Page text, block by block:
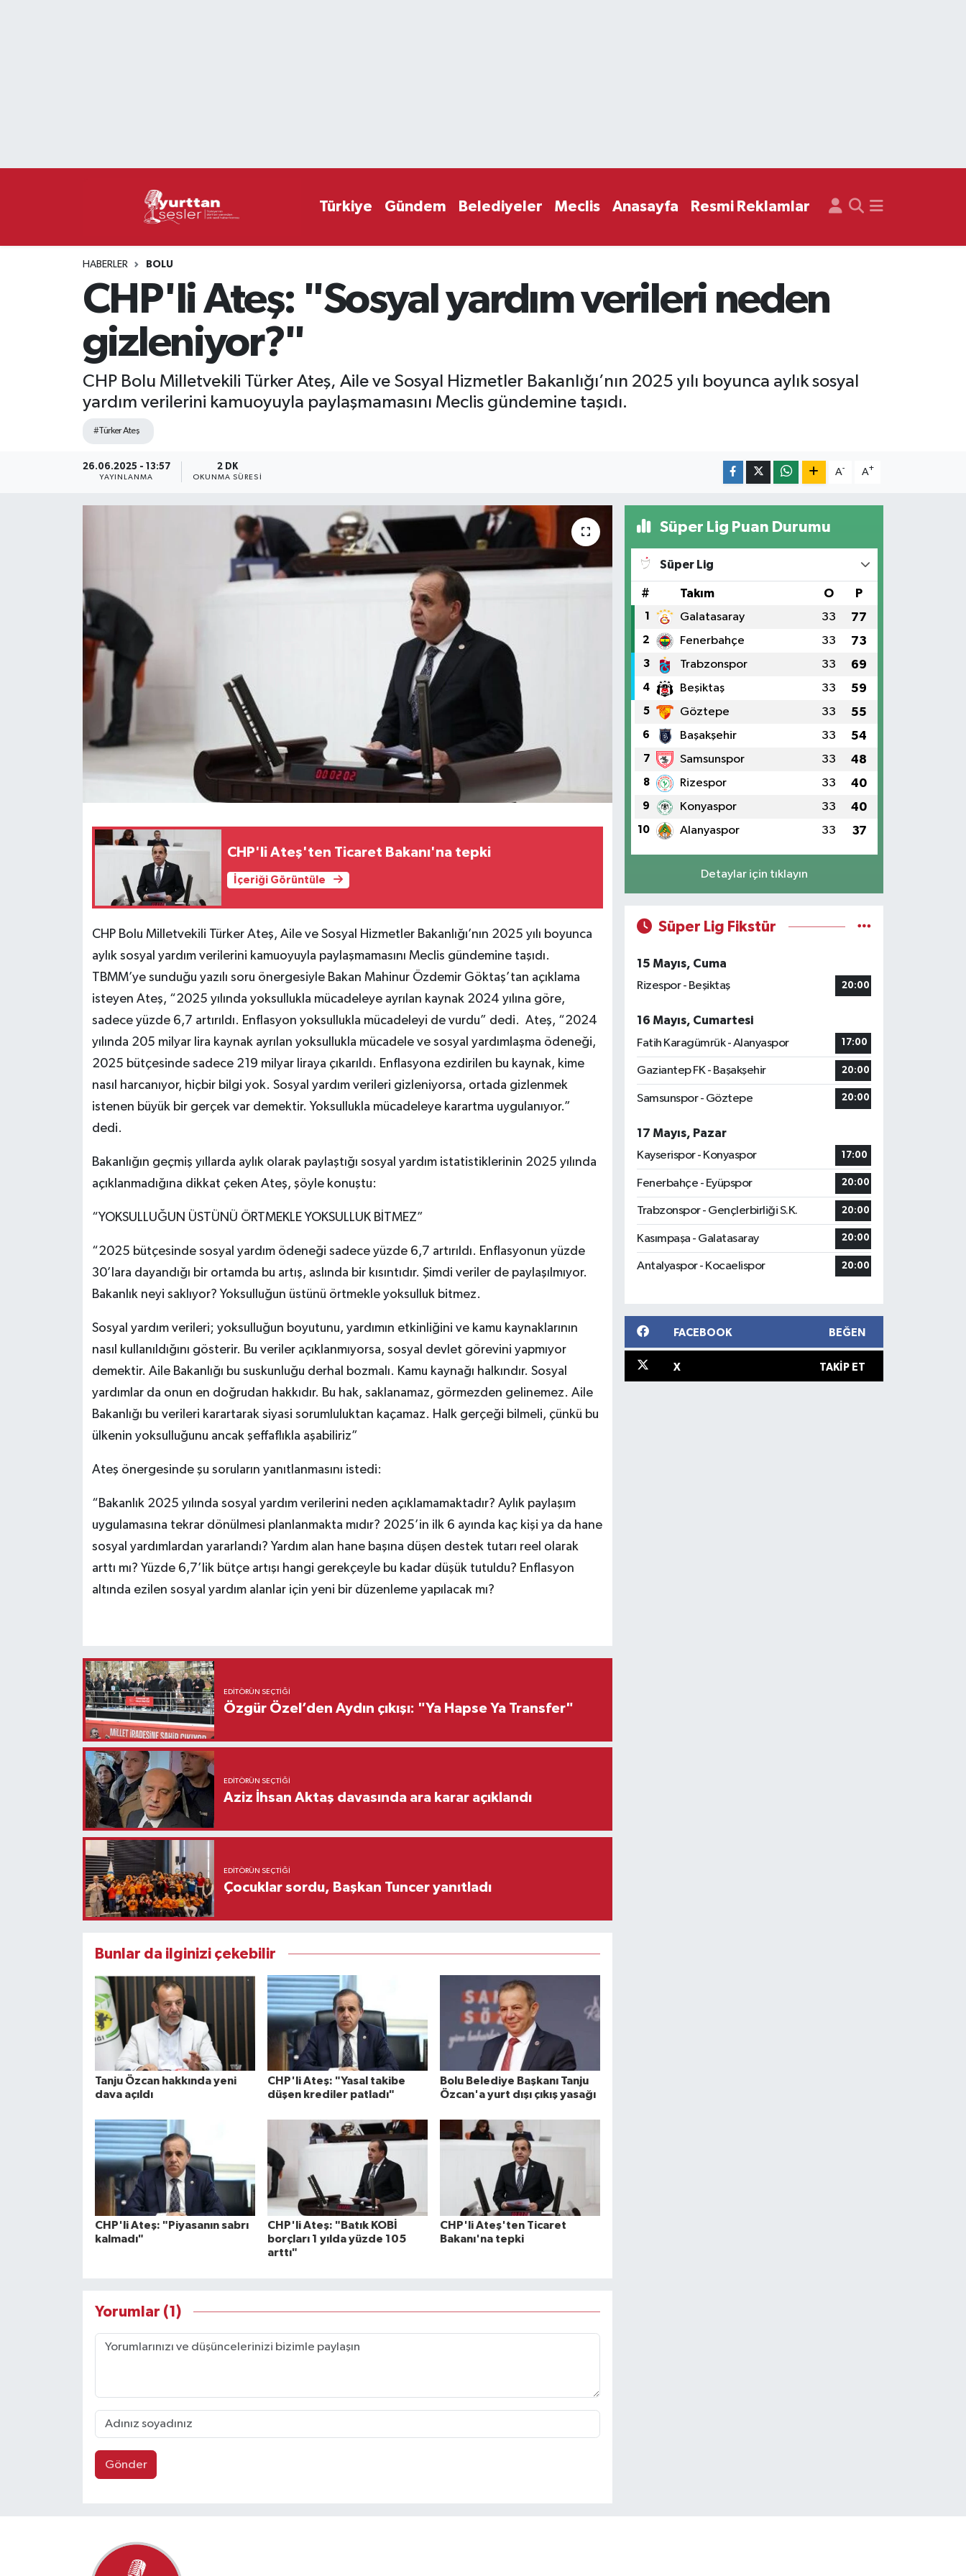
Türkiye Gündem Belediyeler Meclis Anasayfa Resmi Reklamlar
HABERLER BOLU
CHP'li Ateş: "Sosyal yardım verileri neden
gizleniyor?"
CHP Bolu Milletvekili Türker Ateş, Aile ve Sosyal Hizmetler Bakanlığı’nın 2025 yılı boyunca aylık sosyal
yardım verilerini kamuoyuyla paylaşmamasını Meclis gündemine taşıdı.
#Türker Ateş
26.06.2025 - 13:57
YAYINLANMA
2 DK
OKUNMA SÜRESI
A- A+
CHP'li Ateş'ten Ticaret Bakanı'na tepki
İçeriği Görüntüle
CHP Bolu Milletvekili Türker Ateş, Aile ve Sosyal Hizmetler Bakanlığı’nın 2025 yılı boyunca
aylık sosyal yardım verilerini kamuoyuyla paylaşmamasını Meclis gündemine taşıdı.
TBMM’ye sunduğu yazılı soru önergesiyle Bakan Mahinur Özdemir Göktaş’tan açıklama
isteyen Ateş, “2025 yılında yoksullukla mücadeleye ayrılan kaynak 2024 yılına göre,
sadece yüzde 6,7 artırıldı. Enflasyon yoksullukla mücadeleyi de vurdu” dedi. Ateş, “2024
yılında 205 milyar lira kaynak ayrılan yoksullukla mücadele ve sosyal yardımlaşma ödeneği,
2025 bütçesinde sadece 219 milyar liraya çıkarıldı. Enflasyona ezdirilen bu kaynak, kime
nasıl harcanıyor, hiçbir bilgi yok. Sosyal yardım verileri gizleniyorsa, ortada gizlenmek
istenen büyük bir gerçek var demektir. Yoksullukla mücadeleye karartma uygulanıyor.”
dedi.
Bakanlığın geçmiş yıllarda aylık olarak paylaştığı sosyal yardım istatistiklerinin 2025 yılında
açıklanmadığına dikkat çeken Ateş, şöyle konuştu:
“YOKSULLUĞUN ÜSTÜNÜ ÖRTMEKLE YOKSULLUK BİTMEZ”
“2025 bütçesinde sosyal yardım ödeneği sadece yüzde 6,7 artırıldı. Enflasyonun yüzde
30’lara dayandığı bir ortamda bu artış, aslında bir kısıntıdır. Şimdi veriler de paylaşılmıyor.
Bakanlık neyi saklıyor? Yoksulluğun üstünü örtmekle yoksulluk bitmez.
Sosyal yardım verileri; yoksulluğun boyutunu, yardımın etkinliğini ve kamu kaynaklarının
nasıl kullanıldığını gösterir. Bu veriler açıklanmıyorsa, sosyal devlet görevini yapmıyor
demektir. Aile Bakanlığı bu suskunluğu derhal bozmalı. Kamu kaynağı halkındır. Sosyal
yardımlar da onun en doğrudan hakkıdır. Bu hak, saklanamaz, görmezden gelinemez. Aile
Bakanlığı bu verileri karartarak siyasi sorumluluktan kaçamaz. Halk gerçeği bilmeli, çünkü bu
ülkenin yoksulluğunu ancak şeffaflıkla aşabiliriz”
Ateş önergesinde şu soruların yanıtlanmasını istedi:
“Bakanlık 2025 yılında sosyal yardım verilerini neden açıklamamaktadır? Aylık paylaşım
uygulamasına tekrar dönülmesi planlanmakta mıdır? 2025’in ilk 6 ayında kaç kişi ya da hane
sosyal yardımlardan yararlandı? Yardım alan hane başına düşen destek tutarı reel olarak
arttı mı? Yüzde 6,7’lik bütçe artışı hangi gerekçeyle bu kadar düşük tutuldu? Enflasyon
altında ezilen sosyal yardım alanlar için yeni bir düzenleme yapılacak mı?
EDITÖRÜN SEÇTIĞI
Özgür Özel’den Aydın çıkışı: "Ya Hapse Ya Transfer"
EDITÖRÜN SEÇTIĞI
Aziz İhsan Aktaş davasında ara karar açıklandı
EDITÖRÜN SEÇTIĞI
Çocuklar sordu, Başkan Tuncer yanıtladı
Bunlar da ilginizi çekebilir
Tanju Özcan hakkında yeni
dava açıldı
CHP'li Ateş: "Yasal takibe
düşen krediler patladı"
Bolu Belediye Başkanı Tanju
Özcan'a yurt dışı çıkış yasağı
CHP'li Ateş: "Piyasanın sabrı
kalmadı"
CHP'li Ateş: "Batık KOBİ
borçları 1 yılda yüzde 105
arttı"
CHP'li Ateş'ten Ticaret
Bakanı'na tepki
Yorumlar (1)
Gönder
Süper Lig Puan Durumu
Süper Lig
# Takım O P
1 Galatasaray 33 77
2 Fenerbahçe 33 73
3 Trabzonspor 33 69
4 Beşiktaş 33 59
5 Göztepe 33 55
6 Başakşehir 33 54
7 Samsunspor 33 48
8 Rizespor 33 40
9 Konyaspor 33 40
10 Alanyaspor 33 37
Detaylar için tıklayın
Süper Lig Fikstür
15 Mayıs, Cuma
Rizespor - Beşiktaş
20:00
16 Mayıs, Cumartesi
Fatih Karagümrük - Alanyaspor
17:00
Gaziantep FK - Başakşehir 20:00
Samsunspor - Göztepe 20:00
17 Mayıs, Pazar
Kayserispor - Konyaspor
17:00
Fenerbahçe - Eyüpspor 20:00
Trabzonspor - Gençlerbirliği S.K. 20:00
Kasımpaşa - Galatasaray 20:00
Antalyaspor - Kocaelispor 20:00
FACEBOOK BEĞEN
X TAKIP ET
Süper Lig Puan Durumu ve Fikstür
Haber Arşivi